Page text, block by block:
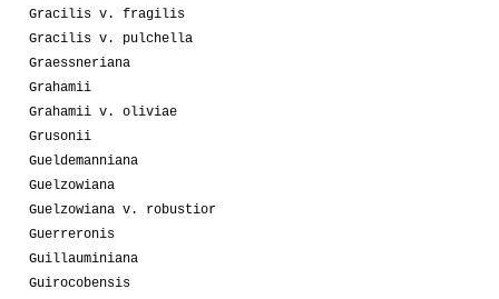
Gracilis v. fragilis
Gracilis v. pulchella
Graessneriana
Grahamii
Grahamii v. oliviae
Grusonii
Gueldemanniana
Guelzowiana
Guelzowiana v. robustior
Guerreronis
Guillauminiana
Guirocobensis